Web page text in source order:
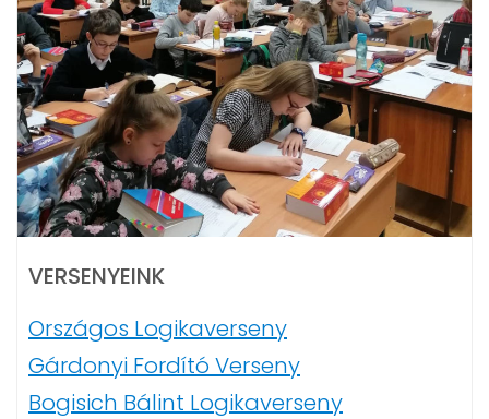
VERSENYEINK
Országos Logikaverseny
Gárdonyi Fordító Verseny
Bogisich Bálint Logikaverseny